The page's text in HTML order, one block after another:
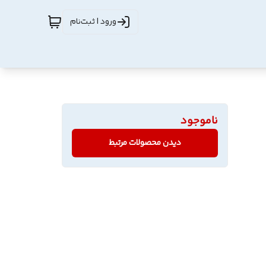
ورود | ثبت‌نام
ناموجود
دیدن محصولات مرتبط